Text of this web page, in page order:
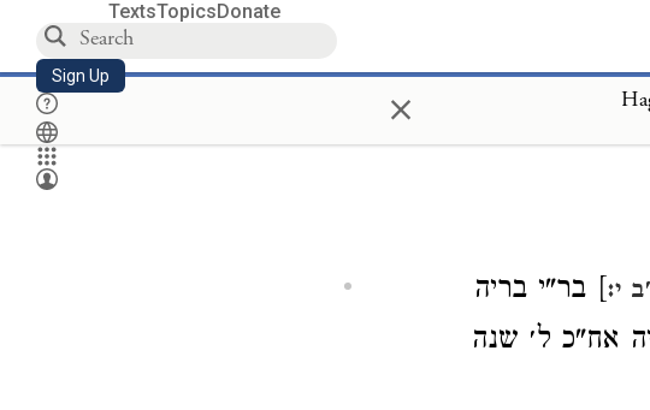
TextsTopicsDonate
Sign Up ×
י:] בר"י בריה
אח"כ ל׳ שנה